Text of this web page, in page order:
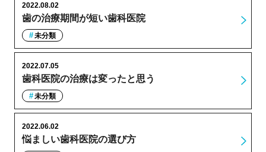
歯の治療期間が短い歯科医院
2022.08.02
未分類
歯科医院の治療は変ったと思う
2022.07.05
未分類
悩ましい歯科医院の選び方
2022.06.02